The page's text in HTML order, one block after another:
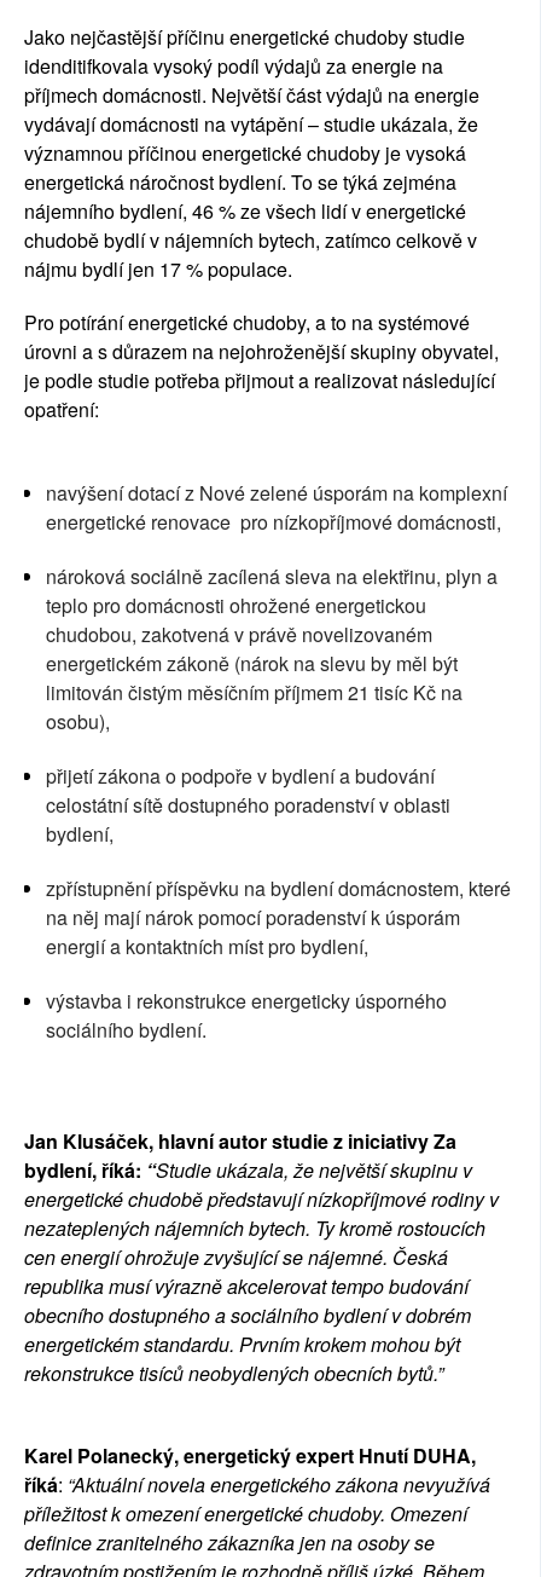
Jako nejčastější příčinu energetické chudoby studie
idenditifkovala vysoký podíl výdajů za energie na
příjmech domácnosti. Největší část výdajů na energie
vydávají domácnosti na vytápění – studie ukázala, že
významnou příčinou energetické chudoby je vysoká
energetická náročnost bydlení. To se týká zejména
nájemního bydlení, 46 % ze všech lidí v energetické
chudobě bydlí v nájemních bytech, zatímco celkově v
nájmu bydlí jen 17 % populace.
Pro potírání energetické chudoby, a to na systémové
úrovni a s důrazem na nejohroženější skupiny obyvatel,
je podle studie potřeba přijmout a realizovat následující
opatření:
navýšení dotací z Nové zelené úsporám na komplexní
energetické renovace  pro nízkopříjmové domácnosti,
nároková sociálně zacílená sleva na elektřinu, plyn a
teplo pro domácnosti ohrožené energetickou
chudobou, zakotvená v právě novelizovaném
energetickém zákoně (nárok na slevu by měl být
limitován čistým měsíčním příjmem 21 tisíc Kč na
osobu),
přijetí zákona o podpoře v bydlení a budování
celostátní sítě dostupného poradenství v oblasti
bydlení,
zpřístupnění příspěvku na bydlení domácnostem, které
na něj mají nárok pomocí poradenství k úsporám
energií a kontaktních míst pro bydlení,
výstavba i rekonstrukce energeticky úsporného
sociálního bydlení.
Jan Klusáček, hlavní autor studie z iniciativy Za
bydlení, říká: “Studie ukázala, že největší skupinu v
energetické chudobě představují nízkopříjmové rodiny v
nezateplených nájemních bytech. Ty kromě rostoucích
cen energií ohrožuje zvyšující se nájemné. Česká
republika musí výrazně akcelerovat tempo budování
obecního dostupného a sociálního bydlení v dobrém
energetickém standardu. Prvním krokem mohou být
rekonstrukce tisíců neobydlených obecních bytů.”
Karel Polanecký, energetický expert Hnutí DUHA,
říká: “Aktuální novela energetického zákona nevyužívá
příležitost k omezení energetické chudoby. Omezení
definice zranitelného zákazníka jen na osoby se